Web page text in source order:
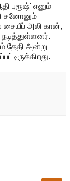
புரூஷ்' எனும்
சனோனும்
சையீப் அலி கான்,
தேதி அன்று